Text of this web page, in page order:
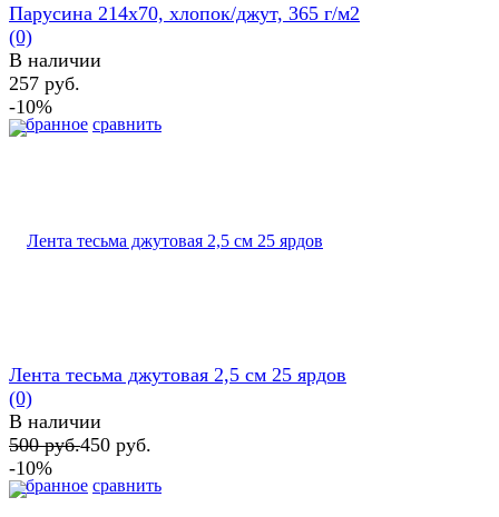
избранное сравнить
Парусина 214х70, хлопок/джут, 365 г/м2
(0)
В наличии
257 руб.
-10%
избранное сравнить
Лента тесьма джутовая 2,5 см 25 ярдов
(0)
В наличии
500 руб.450 руб.
-10%